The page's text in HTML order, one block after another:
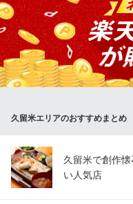
西鉄天神大牟田線西鉄久
福岡県久留米市東町34-47 原口
今週は「茄子とモッツァレ
きなシェフのこだわりが詰
セコンド WINE MEAT
イタリアンバル
西鉄天神大牟田線西鉄久
久留米エリアのおすすめまとめ
久留米で創作
い人気店